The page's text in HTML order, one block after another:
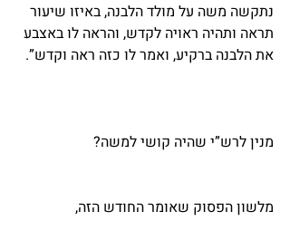
נתקשה משה על מולד הלבנה, באיזו שיעור
תראה ותהיה ראויה לקדש, והראה לו באצבע
את הלבנה ברקיע, ואמר לו כזה ראה וקדש”.
מנין לרש”י שהיה קושי למשה?
מלשון הפסוק שאומר החודש הזה,